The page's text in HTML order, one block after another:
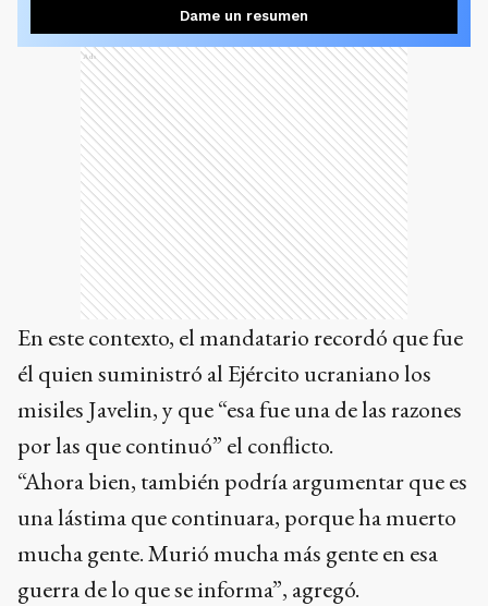
Dame un resumen
Ads
En este contexto, el mandatario recordó que fue
él quien suministró al Ejército ucraniano los
misiles Javelin, y que “esa fue una de las razones
por las que continuó” el conflicto.
“Ahora bien, también podría argumentar que es
una lástima que continuara, porque ha muerto
mucha gente. Murió mucha más gente en esa
guerra de lo que se informa”, agregó.